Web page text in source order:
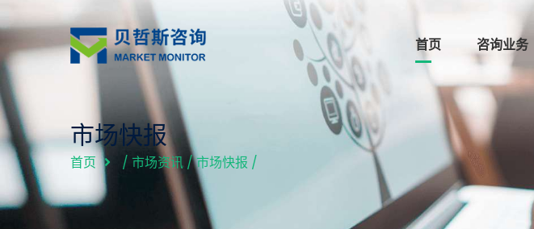
首页 咨询业务
市场快报
首页 / 市场资讯 /市场快报 /